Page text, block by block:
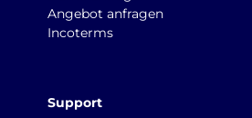
Angebot anfragen
Incoterms
Support